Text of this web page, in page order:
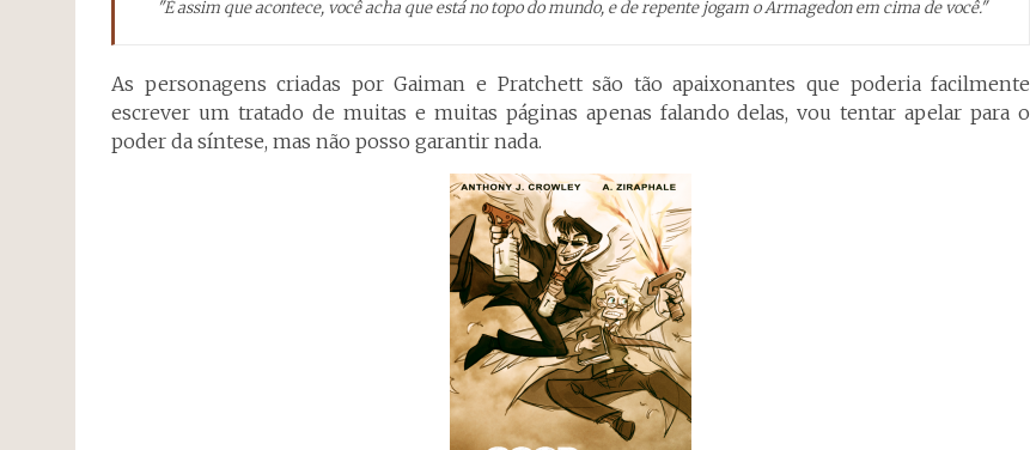
"É assim que acontece, você acha que está no topo do mundo, e de repente jogam o Armagedon em cima de você."
As personagens criadas por Gaiman e Pratchett são tão apaixonantes que poderia facilmente
escrever um tratado de muitas e muitas páginas apenas falando delas, vou tentar apelar para o
poder da síntese, mas não posso garantir nada.